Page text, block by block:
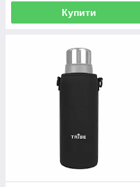
Купити